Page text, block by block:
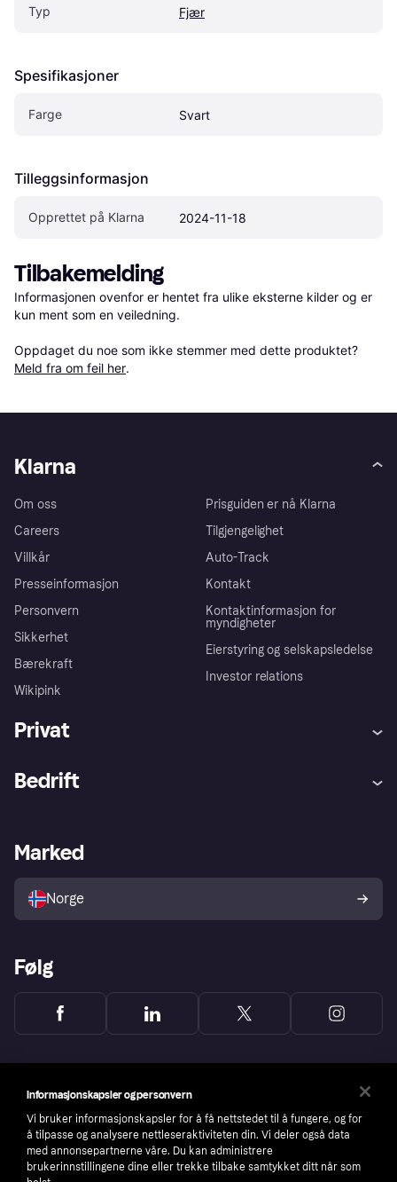
Typ Fjær
Spesifikasjoner
Farge Svart
Tilleggsinformasjon
Opprettet på Klarna 2024-11-18
Tilbakemelding
Informasjonen ovenfor er hentet fra ulike eksterne kilder og er
kun ment som en veiledning.
Oppdaget du noe som ikke stemmer med dette produktet?
Meld fra om feil her.
Klarna
Om oss
Careers
Villkår
Presseinformasjon
Personvern
Sikkerhet
Bærekraft
Wikipink
Prisguiden er nå Klarna
Tilgjengelighet
Auto-Track
Kontakt
Kontaktinformasjon for
myndigheter
Eierstyring og selskapsledelse
Investor relations
Privat
Utforsk butikker
Bedrift
Merchant portal
Marked
Norge
Følg
Informasjonskapsler og personvern
Vi bruker informasjonskapsler for å få nettstedet til å fungere, og for
å tilpasse og analysere nettleseraktiviteten din. Vi deler også data
med annonsepartnerne våre. Du kan administrere
brukerinnstillingene dine eller trekke tilbake samtykket ditt når som